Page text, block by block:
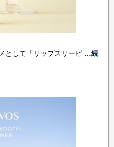
として「リップスリーピ …続